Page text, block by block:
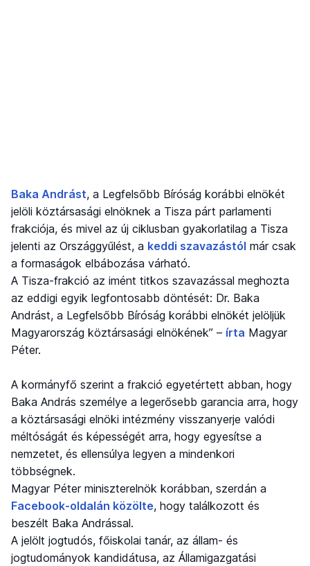
Baka Andrást, a Legfelsőbb Bíróság korábbi elnökét
jelöli köztársasági elnöknek a Tisza párt parlamenti
frakciója, és mivel az új ciklusban gyakorlatilag a Tisza
jelenti az Országgyűlést, a keddi szavazástól már csak
a formaságok elbábozása várható.
A Tisza-frakció az imént titkos szavazással meghozta
az eddigi egyik legfontosabb döntését: Dr. Baka
Andrást, a Legfelsőbb Bíróság korábbi elnökét jelöljük
Magyarország köztársasági elnökének” – írta Magyar
Péter.
A kormányfő szerint a frakció egyetértett abban, hogy
Baka András személye a legerősebb garancia arra, hogy
a köztársasági elnöki intézmény visszanyerje valódi
méltóságát és képességét arra, hogy egyesítse a
nemzetet, és ellensúlya legyen a mindenkori
többségnek.
Magyar Péter miniszterelnök korábban, szerdán a
Facebook-oldalán közölte, hogy találkozott és
beszélt Baka Andrással.
A jelölt jogtudós, főiskolai tanár, az állam- és
jogtudományok kandidátusa, az Államigazgatási